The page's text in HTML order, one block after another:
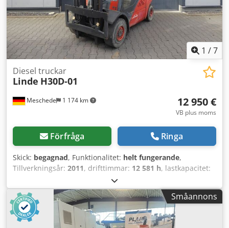
1 /7
Meschede 1 174 km
Diesel truckar
Linde H30D-01
12 950 €
VB plus moms
Förfråga Ringa
Skick: begagnad, Funktionalitet: helt fungerande,
Tillverkningsår: 2011, drifttimmar: 12 581 h, lastkapacitet:
, fri lyfthöjd:
bränsletyp:diesel, masttyp:simplex, drivtyp:Diesel,
Dieseltruck Lastcentrum: 500 ISO-klass: ISO klass 3 = 2 500
- 4 999 kg Masthöjd: standard Skick: Driftklar och fullt
funktionsduglig Tekniskt skick: gott Framdäck typ:
Småannons